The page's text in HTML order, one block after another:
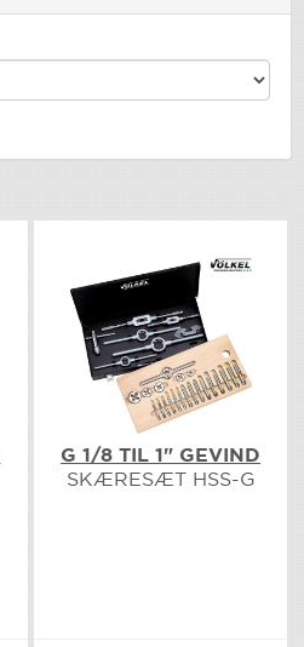
G 1/8 TIL 1" GEVIND
SKÆRESÆT HSS-G